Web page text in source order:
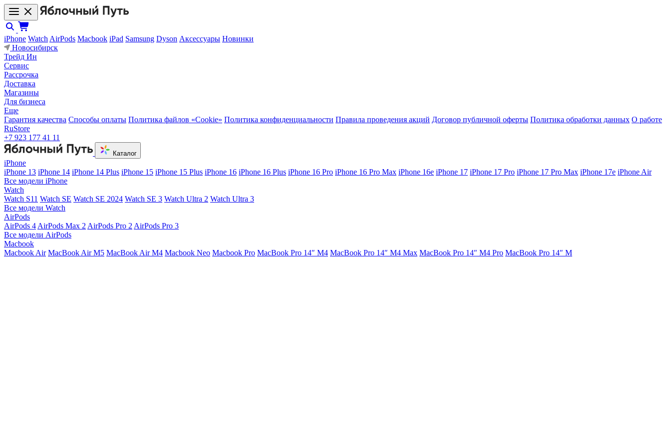
iPhone Watch AirPods Macbook iPad Samsung Dyson Аксессуары Новинки
Новосибирск
Трейд Ин
Сервис
Рассрочка
Доставка
Магазины
Для бизнеса
Еще
Гарантия качества Способы оплаты Политика файлов «Cookie» Политика конфиденциальности Правила проведения акций Договор публичной оферты Политика обработки данных О работе
RuStore
+7 923 177 41 11
Каталог
iPhone
iPhone 13 iPhone 14 iPhone 14 Plus iPhone 15 iPhone 15 Plus iPhone 16 iPhone 16 Plus iPhone 16 Pro iPhone 16 Pro Max iPhone 16e iPhone 17 iPhone 17 Pro iPhone 17 Pro Max iPhone 17e iPhone Air
Все модели iPhone
Watch
Watch S11 Watch SE Watch SE 2024 Watch SE 3 Watch Ultra 2 Watch Ultra 3
Все модели Watch
AirPods
AirPods 4 AirPods Max 2 AirPods Pro 2 AirPods Pro 3
Все модели AirPods
Macbook
Macbook Air MacBook Air M5 MacBook Air М4 Macbook Neo Macbook Pro MacBook Pro 14″ M4 MacBook Pro 14″ M4 Max MacBook Pro 14″ M4 Pro MacBook Pro 14″ M